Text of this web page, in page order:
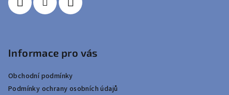
Informace pro vás
Obchodní podmínky
Podmínky ochrany osobních údajů